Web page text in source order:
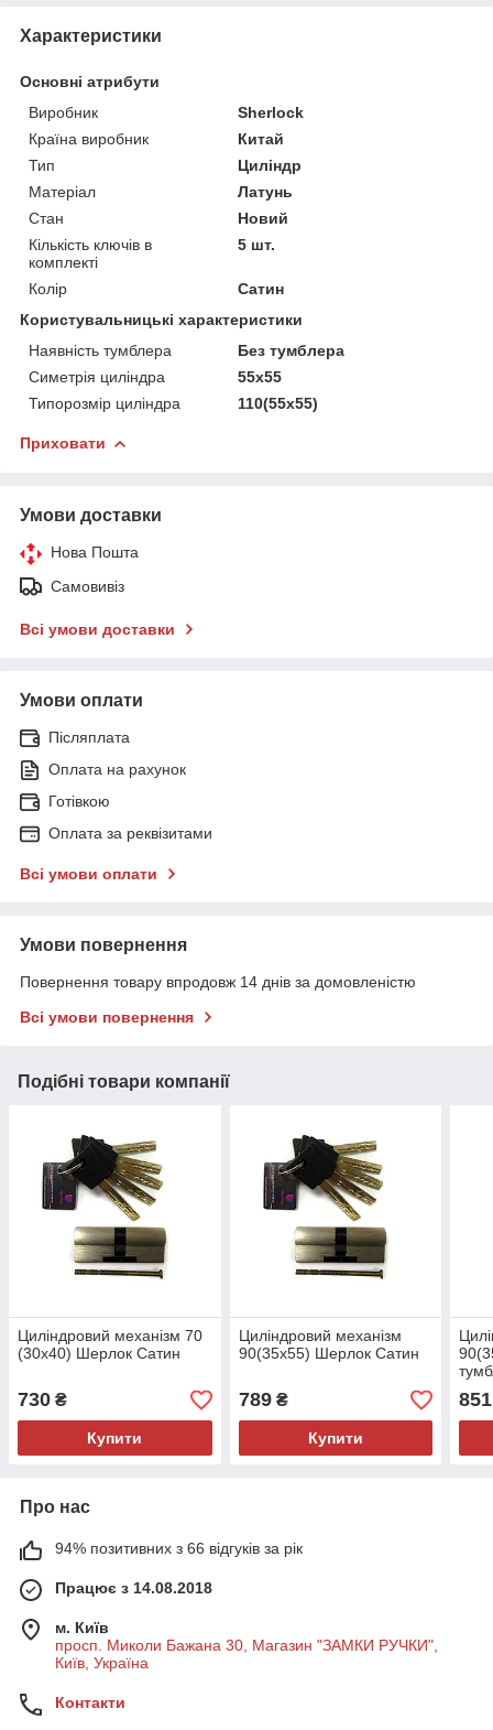
Характеристики
Основні атрибути
Виробник
Sherlock
Країна виробник
Китай
Тип
Циліндр
Матеріал
Латунь
Стан
Новий
Кількість ключів в
комплекті
5 шт.
Колір
Сатин
Користувальницькі характеристики
Наявність тумблера
Без тумблера
Симетрія циліндра
55x55
Типорозмір циліндра
110(55x55)
Приховати
Умови доставки
Нова Пошта
Самовивіз
Всі умови доставки
Умови оплати
Післяплата
Оплата на рахунок
Готівкою
Оплата за реквізитами
Всі умови оплати
Умови повернення
Повернення товару впродовж 14 днів за домовленістю
Всі умови повернення
Подібні товари компанії
Циліндровий механізм 70
(30x40) Шерлок Сатин
730 ₴
Купити
Циліндровий механізм
90(35x55) Шерлок Сатин
789₴
Купити
851
Про нас
94% позитивних з 66 відгуків за рік
Працює з 14.08.2018
м. Київ
просп. Миколи Бажана 30, Магазин "ЗАМКИ РУЧКИ",
Київ, Україна
Контакти